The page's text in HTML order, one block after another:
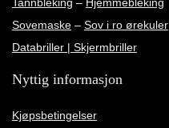
Sovemaske – Sov i ro ørekuler
Databriller | Skjermbriller
Nyttig informasjon
Kjøpsbetingelser